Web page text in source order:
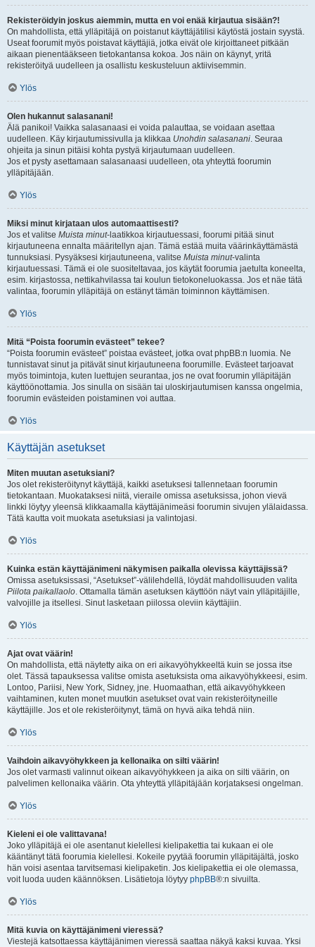
Rekisteröidyin joskus aiemmin, mutta en voi enää kirjautua sisään?!
On mahdollista, että ylläpitäjä on poistanut käyttäjätilisi käytöstä jostain syystä.
Useat foorumit myös poistavat käyttäjiä, jotka eivät ole kirjoittaneet pitkään
aikaan pienentääkseen tietokantansa kokoa. Jos näin on käynyt, yritä
rekisteröityä uudelleen ja osallistu keskusteluun aktiivisemmin.
Ylös
Olen hukannut salasanani!
Älä panikoi! Vaikka salasanaasi ei voida palauttaa, se voidaan asettaa
uudelleen. Käy kirjautumissivulla ja klikkaa Unohdin salasanani. Seuraa
ohjeita ja sinun pitäisi kohta pystyä kirjautumaan uudelleen.
Jos et pysty asettamaan salasanaasi uudelleen, ota yhteyttä foorumin
ylläpitäjään.
Ylös
Miksi minut kirjataan ulos automaattisesti?
Jos et valitse Muista minut-laatikkoa kirjautuessasi, foorumi pitää sinut
kirjautuneena ennalta määritellyn ajan. Tämä estää muita väärinkäyttämästä
tunnuksiasi. Pysyäksesi kirjautuneena, valitse Muista minut-valinta
kirjautuessasi. Tämä ei ole suositeltavaa, jos käytät foorumia jaetulta koneelta,
esim. kirjastossa, nettikahvilassa tai koulun tietokoneluokassa. Jos et näe tätä
valintaa, foorumin ylläpitäjä on estänyt tämän toiminnon käyttämisen.
Ylös
Mitä “Poista foorumin evästeet” tekee?
“Poista foorumin evästeet” poistaa evästeet, jotka ovat phpBB:n luomia. Ne
tunnistavat sinut ja pitävät sinut kirjautuneena foorumille. Evästeet tarjoavat
myös toimintoja, kuten luettujen seurantaa, jos ne ovat foorumin ylläpitäjän
käyttöönottamia. Jos sinulla on sisään tai uloskirjautumisen kanssa ongelmia,
foorumin evästeiden poistaminen voi auttaa.
Ylös
Käyttäjän asetukset
Miten muutan asetuksiani?
Jos olet rekisteröitynyt käyttäjä, kaikki asetuksesi tallennetaan foorumin
tietokantaan. Muokataksesi niitä, vieraile omissa asetuksissa, johon vievä
linkki löytyy yleensä klikkaamalla käyttäjänimeäsi foorumin sivujen ylälaidassa.
Tätä kautta voit muokata asetuksiasi ja valintojasi.
Ylös
Kuinka estän käyttäjänimeni näkymisen paikalla olevissa käyttäjissä?
Omissa asetuksissasi, “Asetukset”-välilehdellä, löydät mahdollisuuden valita
Piilota paikallaolo. Ottamalla tämän asetuksen käyttöön näyt vain ylläpitäjille,
valvojille ja itsellesi. Sinut lasketaan piilossa oleviin käyttäjiin.
Ylös
Ajat ovat väärin!
On mahdollista, että näytetty aika on eri aikavyöhykkeeltä kuin se jossa itse
olet. Tässä tapauksessa valitse omista asetuksista oma aikavyöhykkeesi, esim.
Lontoo, Pariisi, New York, Sidney, jne. Huomaathan, että aikavyöhykkeen
vaihtaminen, kuten monet muutkin asetukset ovat vain rekisteröityneille
käyttäjille. Jos et ole rekisteröitynyt, tämä on hyvä aika tehdä niin.
Ylös
Vaihdoin aikavyöhykkeen ja kellonaika on silti väärin!
Jos olet varmasti valinnut oikean aikavyöhykkeen ja aika on silti väärin, on
palvelimen kellonaika väärin. Ota yhteyttä ylläpitäjään korjataksesi ongelman.
Ylös
Kieleni ei ole valittavana!
Joko ylläpitäjä ei ole asentanut kielellesi kielipakettia tai kukaan ei ole
kääntänyt tätä foorumia kielellesi. Kokeile pyytää foorumin ylläpitäjältä, josko
hän voisi asentaa tarvitsemasi kielipaketin. Jos kielipakettia ei ole olemassa,
voit luoda uuden käännöksen. Lisätietoja löytyy phpBB®:n sivuilta.
Ylös
Mitä kuvia on käyttäjänimeni vieressä?
Viestejä katsottaessa käyttäjänimen vieressä saattaa näkyä kaksi kuvaa. Yksi